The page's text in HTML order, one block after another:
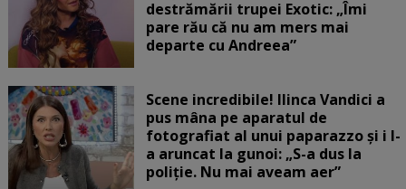
destrămării trupei Exotic: „Îmi
pare rău că nu am mers mai
departe cu Andreea”
Scene incredibile! Ilinca Vandici a
pus mâna pe aparatul de
fotografiat al unui paparazzo și i l-
a aruncat la gunoi: „S-a dus la
poliție. Nu mai aveam aer”